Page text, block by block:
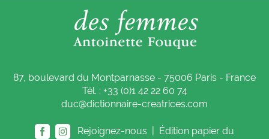
87, boulevard du Montparnasse - 75006 Paris - France
Tél. : +33 (0)1 42 22 60 74
duc@dictionnaire-creatrices.com
Rejoignez-nous |
Édition papier du